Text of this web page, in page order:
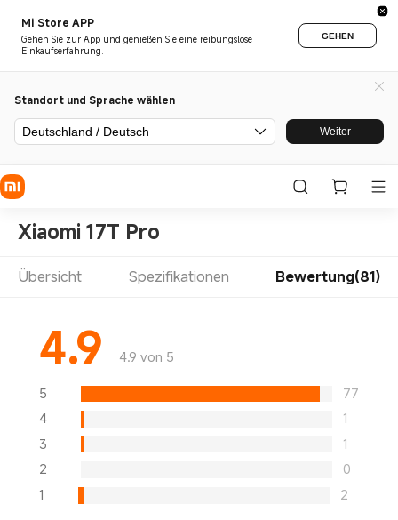
Mi Store APP
Gehen Sie zur App und genießen Sie eine reibungslose
Einkaufserfahrung.
GEHEN
Standort und Sprache wählen
Deutschland / Deutsch Weiter
Xiaomi 17T Pro
Übersicht Spezifikationen Bewertung(81)
4.9 4.9 von 5
5
77
4
1
3
1
2
0
1
2